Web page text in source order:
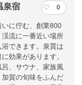
泉宿 0
に佇む、創業800
流に一番近い場所
できます。泉質は
効果があります。
、サウナ、家族風
賀の旬味をふんだ